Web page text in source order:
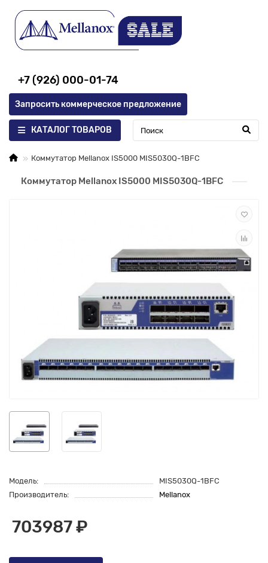
+7 (926) 000-01-74
Запросить коммерческое предложение
КАТАЛОГ ТОВАРОВ
Коммутатор Mellanox IS5000 MIS5030Q-1BFC
Коммутатор Mellanox IS5000 MIS5030Q-1BFC
Модель:
MIS5030Q-1BFC
Производитель:
Mellanox
703987 ₽